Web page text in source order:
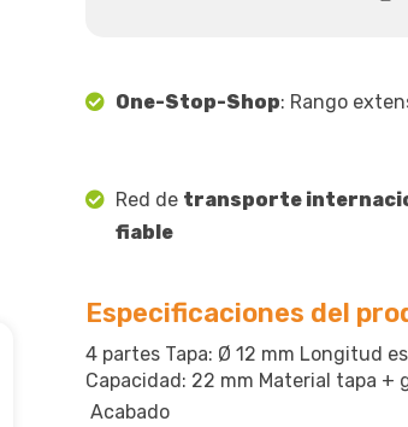
One-Stop-Shop: Rango
Red de transporte
fiable
Especificaciones del
4 partes Tapa: Ø 12 mm Longitud
Capacidad: 22 mm Material tapa +
Acabado